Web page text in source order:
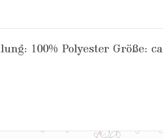
100% Polyester Größe: